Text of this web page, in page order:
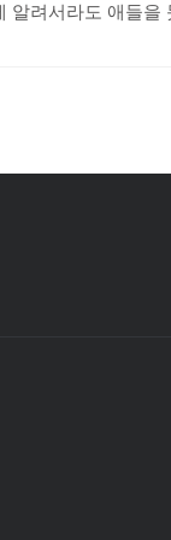
알려서라도 애들을